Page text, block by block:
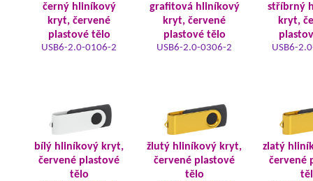
černý hliníkový
kryt, červené
plastové tělo
USB6-2.0-0106-2
grafitová hliníkový
kryt, červené
plastové tělo
USB6-2.0-0306-2
stříbrný
kryt,
USB6-
bílý hliníkový kryt,
červené plastové
tělo
žlutý hliníkový kryt,
červené plastové
tělo
zlatý
červené